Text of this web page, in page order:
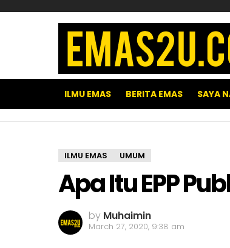
ILMU EMAS BERITA EMAS SAYA
ILMU EMAS UMUM
Apa Itu EPP
by Muhaimin
March 27, 2020, 9:38 am